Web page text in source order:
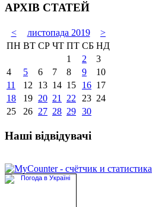
АРХІВ СТАТЕЙ
< листопада 2019
>
ПН ВТ СР ЧТ ПТ СБ НД
1
2
3
4
5 6 7 8 9
10
11
12 13 14 15 16 17
18
19 20 21 22 23 24
25
26 27 28 29 30
Наші відвідувачі